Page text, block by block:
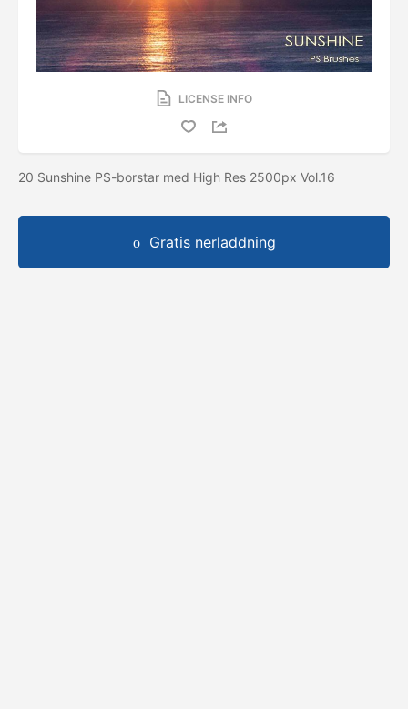
LICENSE INFO
20 Sunshine PS-borstar med High Res 2500px Vol.16
Gratis nerladdning